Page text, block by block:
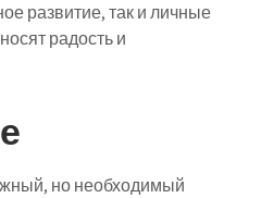
развитие, так и личные
радость и
но необходимый